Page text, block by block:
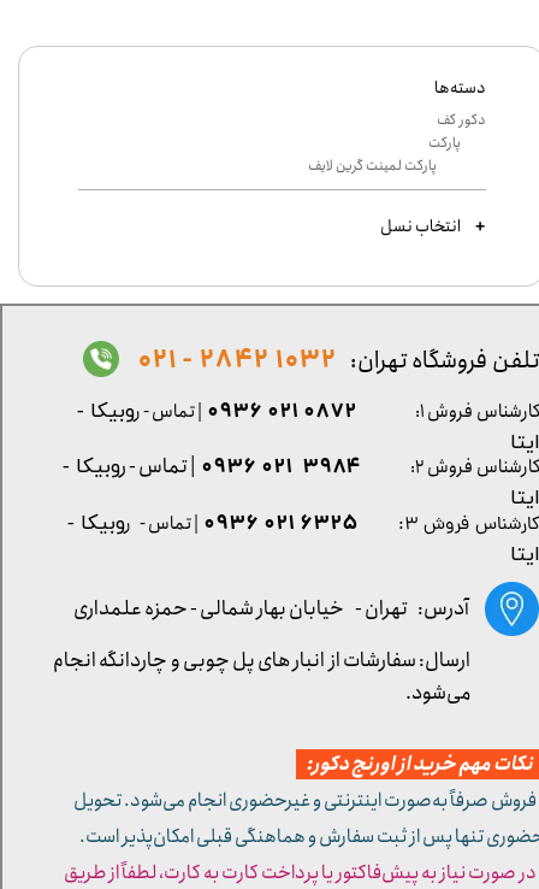
دسته‌ها
دکور کف
پارکت
پارکت لمینت گرین لایف
انتخاب نسل
کارشناس فروش ۳: ۶۳۲۵ ۰۲۱ ۰۹۳۶ | تماس - روبیکا -
ایتا
آدرس: تهران - خیابان بهار شمالی - حمزه علمداری
تلفن فروشگاه تهران: 1032 2842 - 021
مهم خرید از اورنج دکور:
صرفاً به‌صورت اینترنتی و غیرحضوری انجام می‌شود. تحویل
تنها پس از ثبت سفارش و هماهنگی قبلی امکان‌پذیر است.
صورت نیاز به پیش‌فاکتور یا پرداخت کارت به کارت، لطفاً از طریق
کارشناس فروش ۱: 0872 021 0936 | تماس - روبیکا -
ایتا
کارشناس فروش ۲:
۳۹۸۴ ۰۲۱ ۰۹۳۶ | تماس - روبیکا -
ایتا
ارسال: سفارشات از انبار های پل چوبی و چاردانگه انجام
می‌شود.